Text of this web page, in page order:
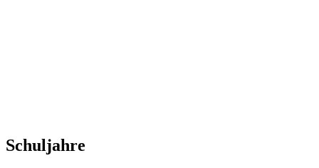
Schuljahre